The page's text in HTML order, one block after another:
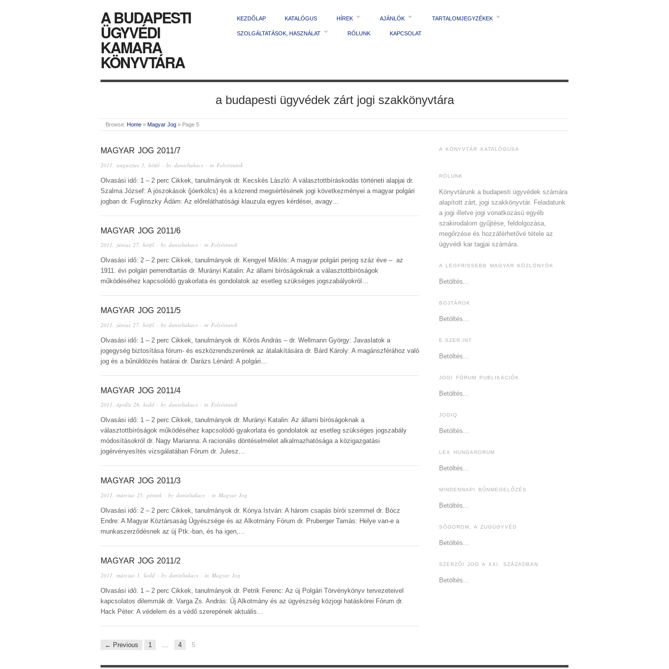
A BUDAPESTI
ÜGYVÉDI
KAMARA
KÖNYVTÁRA
KEZDŐLAP KATALÓGUS HÍREK AJÁNLÓK TARTALOMJEGYZÉKEK
SZOLGÁLTATÁSOK, HASZNÁLAT RÓLUNK KAPCSOLAT
a budapesti ügyvédek zárt jogi szakkönyvtára
Browse: Home » Magyar Jog » Page 5
MAGYAR JOG 2011/7
2011. augusztus 1. hétfő · by danieltakacs · in Folyóiratok
Olvasási idő: 1 – 2 perc Cikkek, tanulmányok dr. Kecskés László: A választottbíráskodás történeti alapjai dr.
Szalma József: A jószokások (jóerkölcs) és a közrend megsértésének jogi következményei a magyar polgári
jogban dr. Fuglinszky Ádám: Az előreláthatósági klauzula egyes kérdései, avagy…
MAGYAR JOG 2011/6
2011. június 27. hétfő · by danieltakacs · in Folyóiratok
Olvasási idő: 2 – 2 perc Cikkek, tanulmányok dr. Kengyel Miklós: A magyar polgári perjog száz éve – az
1911. évi polgári perrendtartás dr. Murányi Katalin: Az állami bíróságoknak a választottbíróságok
működéséhez kapcsolódó gyakorlata és gondolatok az esetleg szükséges jogszabályokról…
MAGYAR JOG 2011/5
2011. június 27. hétfő · by danieltakacs · in Folyóiratok
Olvasási idő: 1 – 2 perc Cikkek, tanulmányok dr. Kőrös András – dr. Wellmann György: Javaslatok a
jogegység biztosítása fórum- és eszközrendszerének az átalakítására dr. Bárd Károly: A magánszférához való
jog és a bűnüldözés határai dr. Darázs Lénárd: A polgári…
MAGYAR JOG 2011/4
2011. április 26. kedd · by danieltakacs · in Folyóiratok
Olvasási idő: 1 – 2 perc Cikkek, tanulmányok dr. Murányi Katalin: Az állami bíróságoknak a
választottbíróságok működéséhez kapcsolódó gyakorlata és gondolatok az esetleg szükséges jogszabály
módosításokról dr. Nagy Marianna: A racionális döntéselmélet alkalmazhatósága a közigazgatási
jogérvényesítés vizsgálatában Fórum dr. Julesz…
MAGYAR JOG 2011/3
2011. március 25. péntek · by danieltakacs · in Magyar Jog
Olvasási idő: 2 – 2 perc Cikkek, tanulmányok dr. Kónya István: A három csapás bírói szemmel dr. Bócz
Endre: A Magyar Köztársaság Ügyészsége és az Alkotmány Fórum dr. Pruberger Tamás: Helye van-e a
munkaszerződésnek az új Ptk.-ban, és ha igen,…
MAGYAR JOG 2011/2
2011. március 1. kedd · by danieltakacs · in Magyar Jog
Olvasási idő: 1 – 2 perc Cikkek, tanulmányok dr. Petrik Ferenc: Az új Polgári Törvénykönyv tervezeteivel
kapcsolatos dilemmák dr. Varga Zs. András: Új Alkotmány és az ügyészség közjogi hatáskörei Fórum dr.
Hack Péter: A védelem és a védő szerepének aktuális…
← Previous 1 4 5
A KÖNYVTÁR KATALÓGUSA
RÓLUNK
Könyvtárunk a budapesti ügyvédek számára
alapított zárt, jogi szakkönyvtár. Feladatunk
a jogi illetve jogi vonatkozású egyéb
szakirodalom gyűjtése, feldolgozása,
megőrzése és hozzáférhetővé tétele az
ügyvédi kar tagjai számára.
A LEGFRISSEBB MAGYAR KÖZLÖNYÖK
Betöltés...
BOJTÁROK
Betöltés...
E.SZER.INT
Betöltés...
JOGI FÓRUM PUBLIKÁCIÓK
Betöltés...
JOGIQ
Betöltés...
LEX HUNGARORUM
Betöltés...
MINDENNAPI BŰNMEGELŐZÉS
Betöltés...
SÓGOROM, A ZUGÜGYVÉD
Betöltés...
SZERZŐI JOG A XXI. SZÁZADBAN
Betöltés...